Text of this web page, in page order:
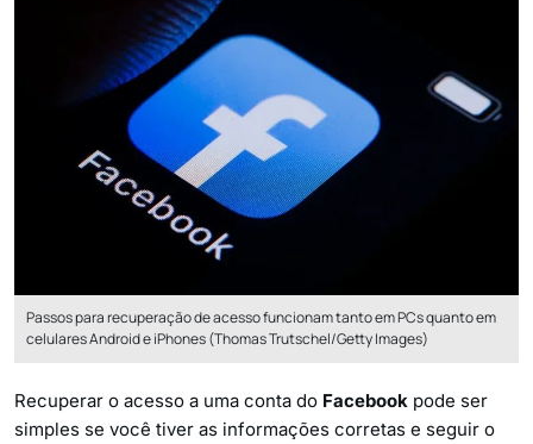
Passos para recuperação de acesso funcionam tanto em PCs quanto em
celulares Android e iPhones (Thomas Trutschel/Getty Images)
Recuperar o acesso a uma conta do Facebook pode ser
simples se você tiver as informações corretas e seguir o